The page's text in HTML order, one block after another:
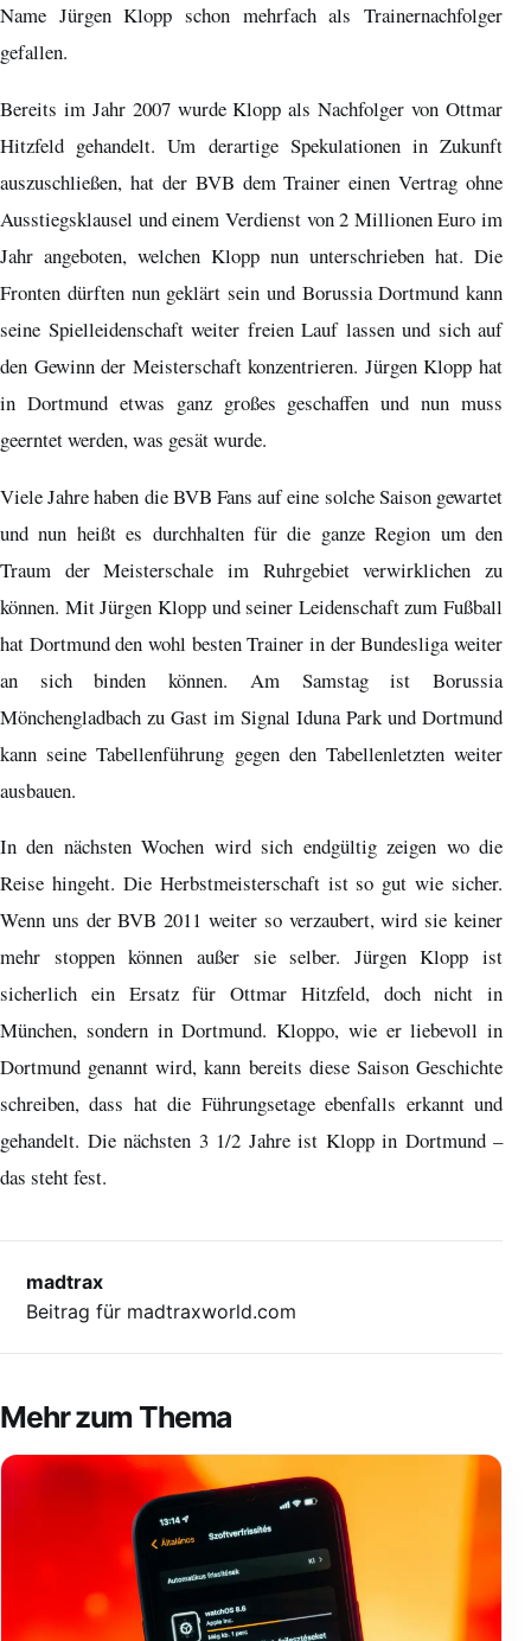
Name Jürgen Klopp schon mehrfach als Trainernachfolger
gefallen.
Bereits im Jahr 2007 wurde Klopp als Nachfolger von Ottmar
Hitzfeld gehandelt. Um derartige Spekulationen in Zukunft
auszuschließen, hat der BVB dem Trainer einen Vertrag ohne
Ausstiegsklausel und einem Verdienst von 2 Millionen Euro im
Jahr angeboten, welchen Klopp nun unterschrieben hat. Die
Fronten dürften nun geklärt sein und Borussia Dortmund kann
seine Spielleidenschaft weiter freien Lauf lassen und sich auf
den Gewinn der Meisterschaft konzentrieren. Jürgen Klopp hat
in Dortmund etwas ganz großes geschaffen und nun muss
geerntet werden, was gesät wurde.
Viele Jahre haben die BVB Fans auf eine solche Saison gewartet
und nun heißt es durchhalten für die ganze Region um den
Traum der Meisterschale im Ruhrgebiet verwirklichen zu
können. Mit Jürgen Klopp und seiner Leidenschaft zum Fußball
hat Dortmund den wohl besten Trainer in der Bundesliga weiter
an sich binden können. Am Samstag ist Borussia
Mönchengladbach zu Gast im Signal Iduna Park und Dortmund
kann seine Tabellenführung gegen den Tabellenletzten weiter
ausbauen.
In den nächsten Wochen wird sich endgültig zeigen wo die
Reise hingeht. Die Herbstmeisterschaft ist so gut wie sicher.
Wenn uns der BVB 2011 weiter so verzaubert, wird sie keiner
mehr stoppen können außer sie selber. Jürgen Klopp ist
sicherlich ein Ersatz für Ottmar Hitzfeld, doch nicht in
München, sondern in Dortmund. Kloppo, wie er liebevoll in
Dortmund genannt wird, kann bereits diese Saison Geschichte
schreiben, dass hat die Führungsetage ebenfalls erkannt und
gehandelt. Die nächsten 3 1/2 Jahre ist Klopp in Dortmund –
das steht fest.
madtrax
Beitrag für madtraxworld.com
Mehr zum Thema